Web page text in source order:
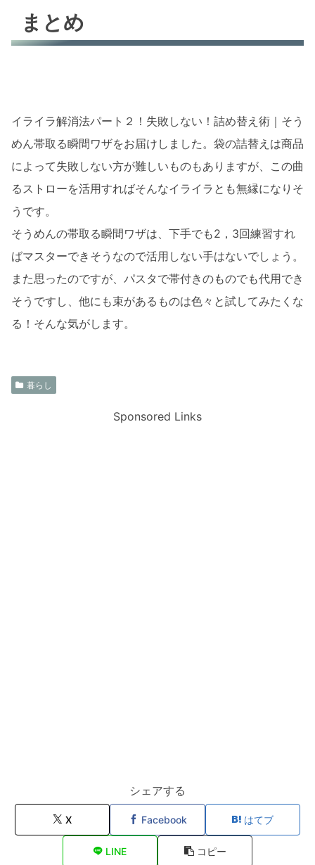
まとめ
イライラ解消法パート２！失敗しない！詰め替え術｜そう
めん帯取る瞬間ワザをお届けしました。袋の詰替えは商品
によって失敗しない方が難しいものもありますが、この曲
るストローを活用すればそんなイライラとも無縁になりそ
うです。
そうめんの帯取る瞬間ワザは、下手でも2，3回練習すれ
ばマスターできそうなので活用しない手はないでしょう。
また思ったのですが、パスタで帯付きのものでも代用でき
そうですし、他にも束があるものは色々と試してみたくな
る！そんな気がします。
暮らし
Sponsored Links
シェアする
X Facebook はてブ
LINE コピー